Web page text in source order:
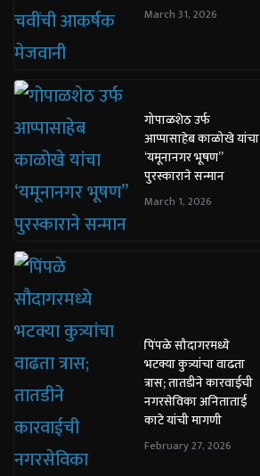
March 31, 2026
गोपाळशेठ उर्फ
आप्पासाहेब काळोखे यांचा
‘यमूनानगर भूषण”
पुरस्काराने सन्मान
March 1, 2026
पिंपळे सौदागरमध्ये
भटक्या कुत्र्यांचा वाढता
त्रास; तातडीने कारवाईची
नगरसेविका अनिताताई
काटे यांची मागणी
February 27, 2026